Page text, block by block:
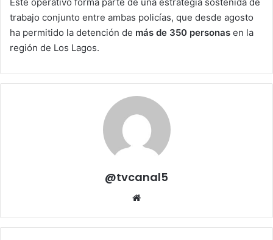
Este operativo forma parte de una estrategia sostenida de
trabajo conjunto entre ambas policías, que desde agosto
ha permitido la detención de más de 350 personas en la
región de Los Lagos.
@tvcanal5